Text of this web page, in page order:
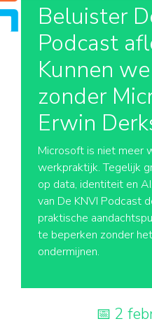
Beluister
Podcast
Kunnen
zonder
Erwin
Microsoft is niet meer
werkpraktijk. Tegelijk
op data, identiteit en
van De KNVI Podcast
praktische
te beperken zonder
ondermijnen.
2